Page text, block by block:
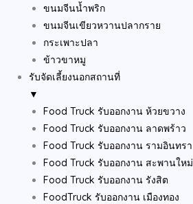
ขนมจีนน้ำพริก
ขนมจีนเขียวหวานปลากราย
กระเพาะปลา
ข้าวขาหมู
รับจัดเลี้ยงนอกสถานที่
▼
Food Truck รับออกงาน ห้วยขวาง
Food Truck รับออกงาน ลาดพร้าว
Food Truck รับออกงาน รามอินทรา
Food Truck รับออกงาน สะพานใหม่
Food Truck รับออกงาน รังสิต
FoodTruck รับออกงาน เมืองทอง